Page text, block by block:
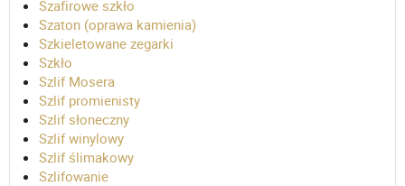
Szafirowe szkło
Szaton (oprawa kamienia)
Szkieletowane zegarki
Szkło
Szlif Mosera
Szlif promienisty
Szlif słoneczny
Szlif winylowy
Szlif ślimakowy
Szlifowanie